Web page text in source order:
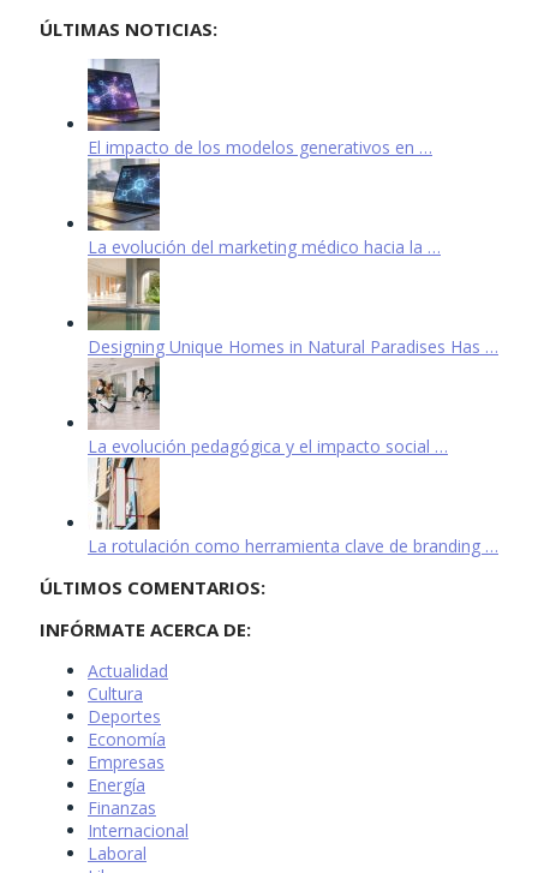
ÚLTIMAS NOTICIAS:
El impacto de los modelos generativos en …
La evolución del marketing médico hacia la …
Designing Unique Homes in Natural Paradises Has …
La evolución pedagógica y el impacto social …
La rotulación como herramienta clave de branding …
ÚLTIMOS COMENTARIOS:
INFÓRMATE ACERCA DE:
Actualidad
Cultura
Deportes
Economía
Empresas
Energía
Finanzas
Internacional
Laboral